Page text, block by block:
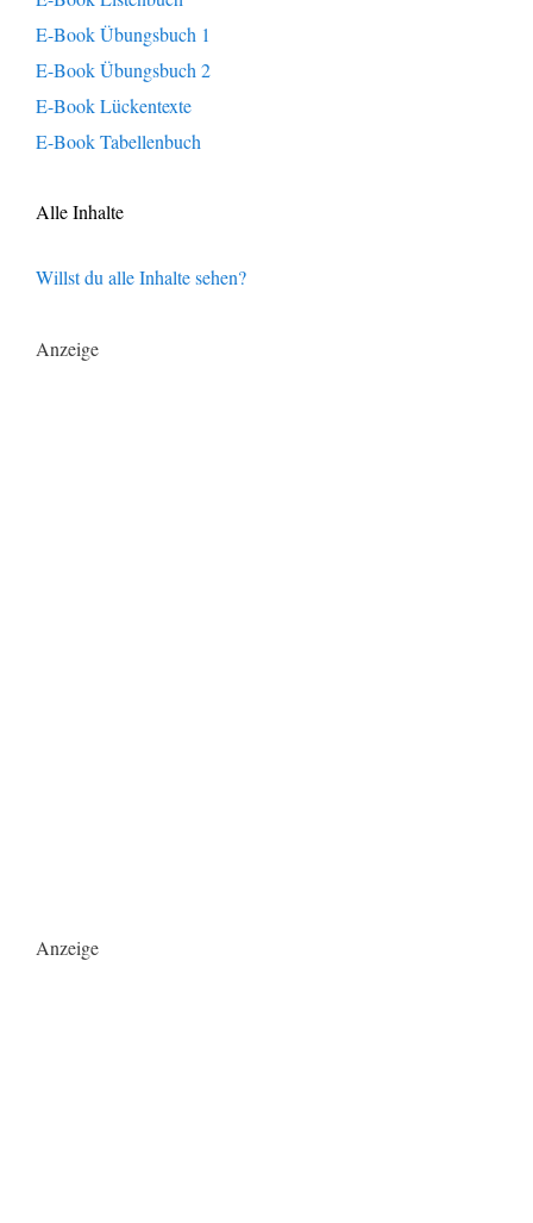
E-Book Übungsbuch 1
E-Book Übungsbuch 2
E-Book Lückentexte
E-Book Tabellenbuch
Alle Inhalte
Willst du alle Inhalte sehen?
Anzeige
Anzeige